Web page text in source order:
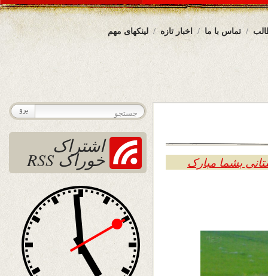
لینکهای مهم اخبار تازه تماس با ما
بشما مبارک
اشتراک
خوراک RSS